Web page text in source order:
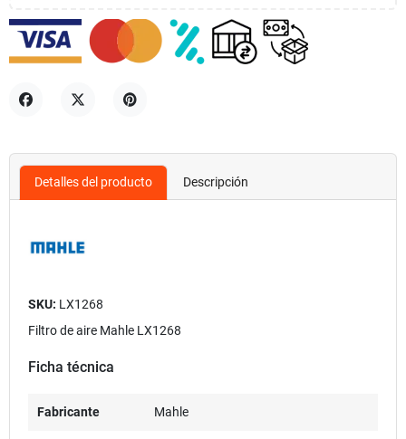
Detalles del producto Descripción
SKU: LX1268
Filtro de aire Mahle LX1268
Ficha técnica
Fabricante Mahle